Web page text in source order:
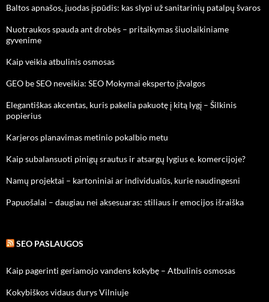
Baltos apnašos, juodas įspūdis: kas slypi už sanitarinių patalpų švaros
Nuotraukos spauda ant drobės – pritaikymas šiuolaikiniame
gyvenime
Kaip veikia atbulinis osmosas
GEO be SEO neveikia: SEO Mokymai eksperto įžvalgos
Elegantiškas akcentas, kuris pakelia pakuotę į kitą lygį – Šilkinis
popierius
Karjeros planavimas metinio pokalbio metu
Kaip subalansuoti pinigų srautus ir atsargų lygius e. komercijoje?
Namų projektai – kartoniniai ar individualūs, kurie naudingesni
Papuošalai – daugiau nei aksesuaras: stiliaus ir emocijos išraiška
SEO PASLAUGOS
Kaip pagerinti geriamojo vandens kokybę – Atbulinis osmosas
Kokybiškos vidaus durys Vilniuje